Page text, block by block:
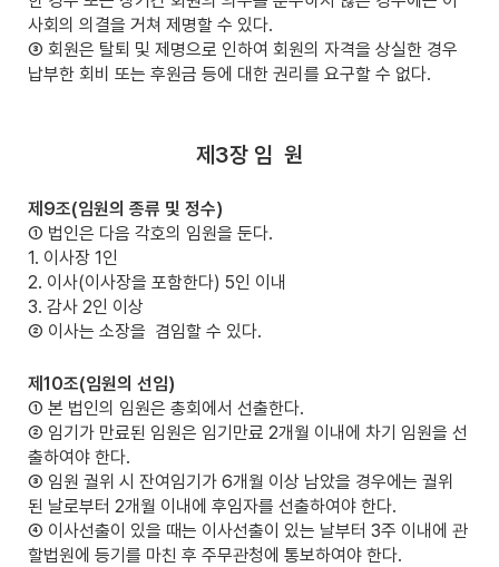
사회의 의결을 거쳐 제명할 수 있다.
③ 회원은 탈퇴 및 제명으로 인하여 회원의 자격을 상실한 경우
납부한 회비 또는 후원금 등에 대한 권리를 요구할 수 없다.
제3장 임 원
제9조(임원의 종류 및 정수)
① 법인은 다음 각호의 임원을 둔다.
1. 이사장 1인
2. 이사(이사장을 포함한다) 5인 이내
3. 감사 2인 이상
② 이사는 소장을 겸임할 수 있다.
제10조(임원의 선임)
① 본 법인의 임원은 총회에서 선출한다.
② 임기가 만료된 임원은 임기만료 2개월 이내에 차기 임원을 선
출하여야 한다.
③ 임원 궐위 시 잔여임기가 6개월 이상 남았을 경우에는 궐위
된 날로부터 2개월 이내에 후임자를 선출하여야 한다.
④ 이사선출이 있을 때는 이사선출이 있는 날부터 3주 이내에 관
할법원에 등기를 마친 후 주무관청에 통보하여야 한다.